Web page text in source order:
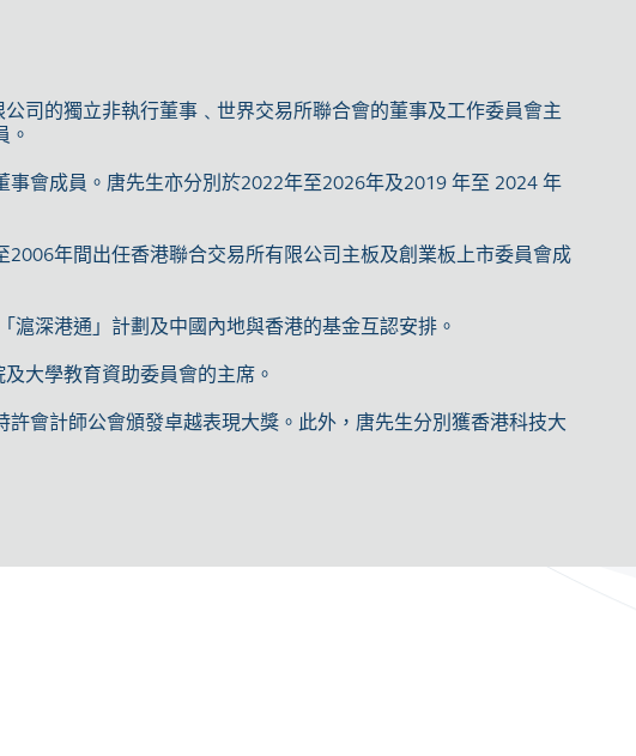
司的獨立非執行董事﹑世界交易所聯合會的董事及工作委員會主
。
會成員。唐先生亦分別於2022年至2026年及2019 年至 2024 年
年間出任香港聯合交易所有限公司主板及創業板上市委員會成
深港通」計劃及中國內地與香港的基金互認安排。
大學教育資助委員會的主席。
會計師公會頒發卓越表現大獎。此外，唐先生分別獲香港科技大